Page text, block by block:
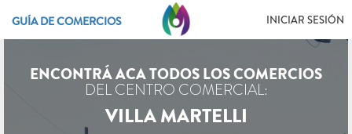
GUÍA DE COMERCIOS INICIAR SESIÓN
ENCONTRÁ ACA TODOS LOS COMERCIOS
DEL CENTRO COMERCIAL:
VILLA MARTELLI